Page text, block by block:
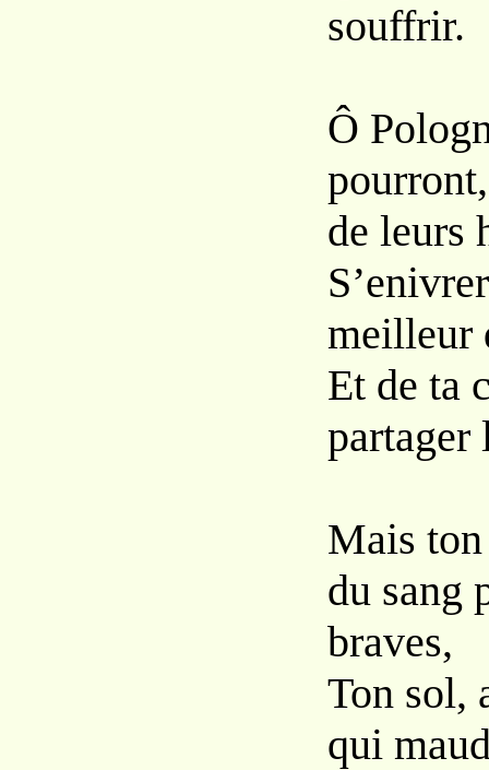
souffrir.
Ô
de leurs
meilleur
Et de ta
partager
Mais
du sang
braves,
Ton sol,
qui